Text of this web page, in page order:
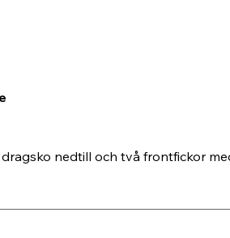
dragsko nedtill och två frontfickor